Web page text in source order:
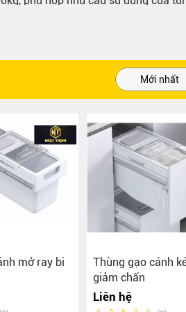
độ bền và an toàn khi sử dụng.
đồng bộ với tủ bếp hiện đại.
sạch và khô thoáng.
thơm hoặc các loại ngũ cốc khô.
mở ray bi
Thùng gạo cánh
giảm chấn
Liên hệ